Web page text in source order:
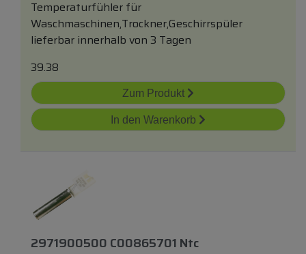
Temperaturfühler für
Waschmaschinen,Trockner,Geschirrspüler
lieferbar innerhalb von 3 Tagen
39.38
Zum Produkt
In den Warenkorb
2971900500 C00865701 Ntc